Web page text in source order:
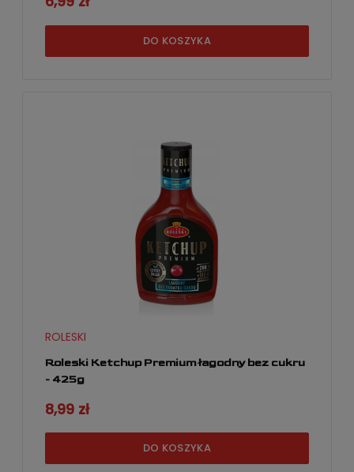
DO KOSZYKA
Roleski Ketchup Premium łagodny bez cukru
- 425g
ROLESKI
8,99 zł
DO KOSZYKA